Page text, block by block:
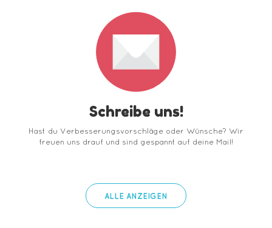
Schreibe uns!
Hast du Verbesserungsvorschläge oder Wünsche? Wir
freuen uns drauf und sind gespannt auf deine Mail!
ALLE ANZEIGEN